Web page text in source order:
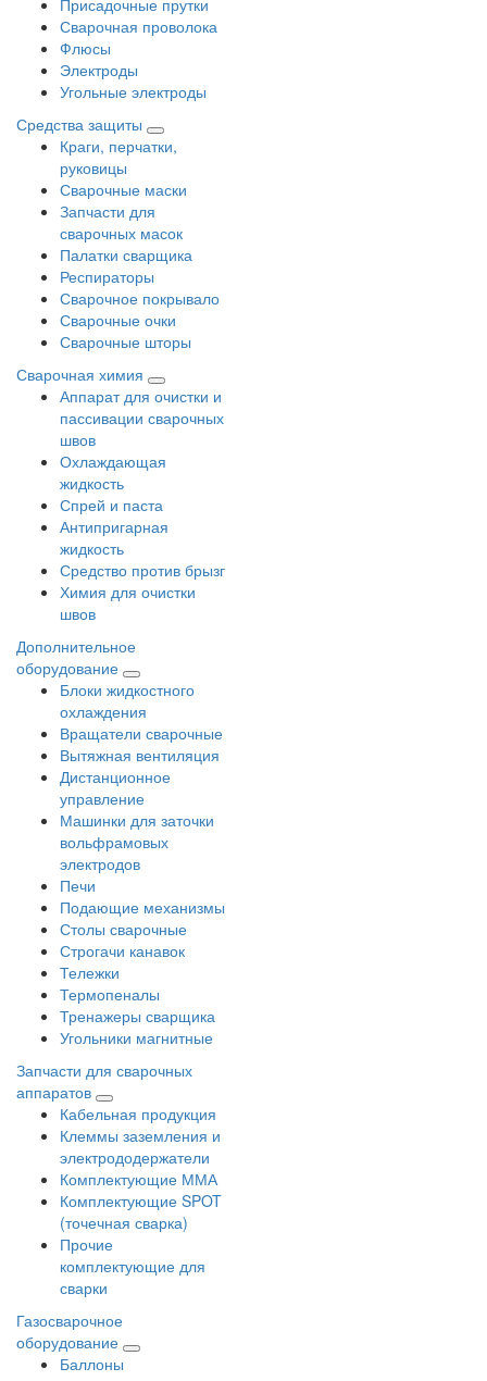
Сварочная проволока
Флюсы
Электроды
Угольные электроды
Средства защиты
Краги, перчатки,
руковицы
Сварочные маски
Запчасти для
сварочных масок
Палатки сварщика
Респираторы
Сварочное покрывало
Сварочные очки
Сварочные шторы
Сварочная химия
Аппарат для очистки и
пассивации сварочных
швов
Охлаждающая
жидкость
Спрей и паста
Антипригарная
жидкость
Средство против брызг
Химия для очистки
швов
Дополнительное
оборудование
Блоки жидкостного
охлаждения
Вращатели сварочные
Вытяжная вентиляция
Дистанционное
управление
Машинки для заточки
вольфрамовых
электродов
Печи
Подающие механизмы
Столы сварочные
Строгачи канавок
Тележки
Термопеналы
Тренажеры сварщика
Угольники магнитные
Запчасти для сварочных
аппаратов
Кабельная продукция
Клеммы заземления и
электрододержатели
Комплектующие ММА
Комплектующие SPOT
(точечная сварка)
Прочие
комплектующие для
сварки
Газосварочное
оборудование
Баллоны